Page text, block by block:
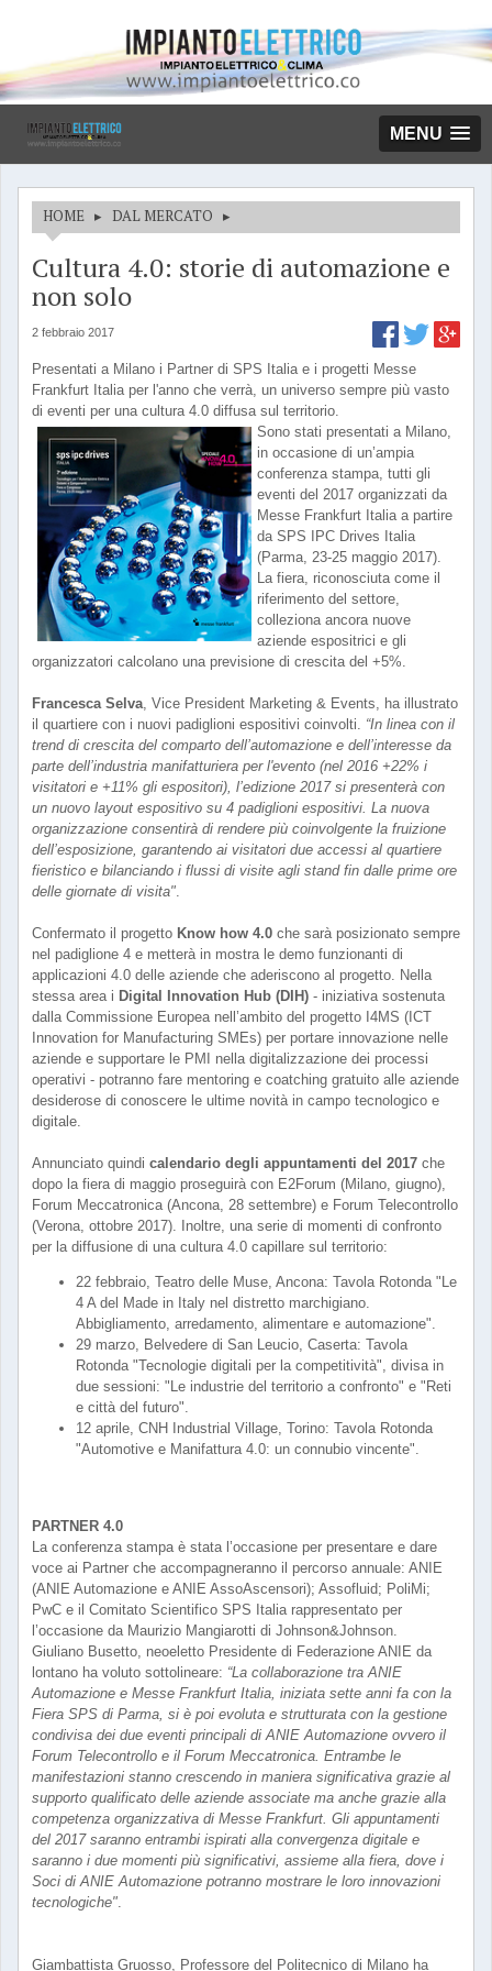
MENU
HOME ▸ DAL MERCATO ▸
Cultura 4.0: storie di automazione e
non solo
2 febbraio 2017
Presentati a Milano i Partner di SPS Italia e i progetti Messe
Frankfurt Italia per l'anno che verrà, un universo sempre più vasto
di eventi per una cultura 4.0 diffusa sul territorio.
Sono stati presentati a Milano,
in occasione di un’ampia
conferenza stampa, tutti gli
eventi del 2017 organizzati da
Messe Frankfurt Italia a partire
da SPS IPC Drives Italia
(Parma, 23-25 maggio 2017).
La fiera, riconosciuta come il
riferimento del settore,
colleziona ancora nuove
aziende espositrici e gli
organizzatori calcolano una previsione di crescita del +5%.
Francesca Selva, Vice President Marketing & Events, ha illustrato
il quartiere con i nuovi padiglioni espositivi coinvolti. “In linea con il
trend di crescita del comparto dell’automazione e dell’interesse da
parte dell’industria manifatturiera per l'evento (nel 2016 +22% i
visitatori e +11% gli espositori), l’edizione 2017 si presenterà con
un nuovo layout espositivo su 4 padiglioni espositivi. La nuova
organizzazione consentirà di rendere più coinvolgente la fruizione
dell’esposizione, garantendo ai visitatori due accessi al quartiere
fieristico e bilanciando i flussi di visite agli stand fin dalle prime ore
delle giornate di visita".
Confermato il progetto Know how 4.0 che sarà posizionato sempre
nel padiglione 4 e metterà in mostra le demo funzionanti di
applicazioni 4.0 delle aziende che aderiscono al progetto. Nella
stessa area i Digital Innovation Hub (DIH) - iniziativa sostenuta
dalla Commissione Europea nell’ambito del progetto I4MS (ICT
Innovation for Manufacturing SMEs) per portare innovazione nelle
aziende e supportare le PMI nella digitalizzazione dei processi
operativi - potranno fare mentoring e coatching gratuito alle aziende
desiderose di conoscere le ultime novità in campo tecnologico e
digitale.
Annunciato quindi calendario degli appuntamenti del 2017 che
dopo la fiera di maggio proseguirà con E2Forum (Milano, giugno),
Forum Meccatronica (Ancona, 28 settembre) e Forum Telecontrollo
(Verona, ottobre 2017). Inoltre, una serie di momenti di confronto
per la diffusione di una cultura 4.0 capillare sul territorio:
22 febbraio, Teatro delle Muse, Ancona: Tavola Rotonda "Le
4 A del Made in Italy nel distretto marchigiano.
Abbigliamento, arredamento, alimentare e automazione".
29 marzo, Belvedere di San Leucio, Caserta: Tavola
Rotonda "Tecnologie digitali per la competitività", divisa in
due sessioni: "Le industrie del territorio a confronto" e "Reti
e città del futuro".
12 aprile, CNH Industrial Village, Torino: Tavola Rotonda
"Automotive e Manifattura 4.0: un connubio vincente".
PARTNER 4.0
La conferenza stampa è stata l’occasione per presentare e dare
voce ai Partner che accompagneranno il percorso annuale: ANIE
(ANIE Automazione e ANIE AssoAscensori); Assofluid; PoliMi;
PwC e il Comitato Scientifico SPS Italia rappresentato per
l’occasione da Maurizio Mangiarotti di Johnson&Johnson.
Giuliano Busetto, neoeletto Presidente di Federazione ANIE da
lontano ha voluto sottolineare: “La collaborazione tra ANIE
Automazione e Messe Frankfurt Italia, iniziata sette anni fa con la
Fiera SPS di Parma, si è poi evoluta e strutturata con la gestione
condivisa dei due eventi principali di ANIE Automazione ovvero il
Forum Telecontrollo e il Forum Meccatronica. Entrambe le
manifestazioni stanno crescendo in maniera significativa grazie al
supporto qualificato delle aziende associate ma anche grazie alla
competenza organizzativa di Messe Frankfurt. Gli appuntamenti
del 2017 saranno entrambi ispirati alla convergenza digitale e
saranno i due momenti più significativi, assieme alla fiera, dove i
Soci di ANIE Automazione potranno mostrare le loro innovazioni
tecnologiche".
Giambattista Gruosso, Professore del Politecnico di Milano ha